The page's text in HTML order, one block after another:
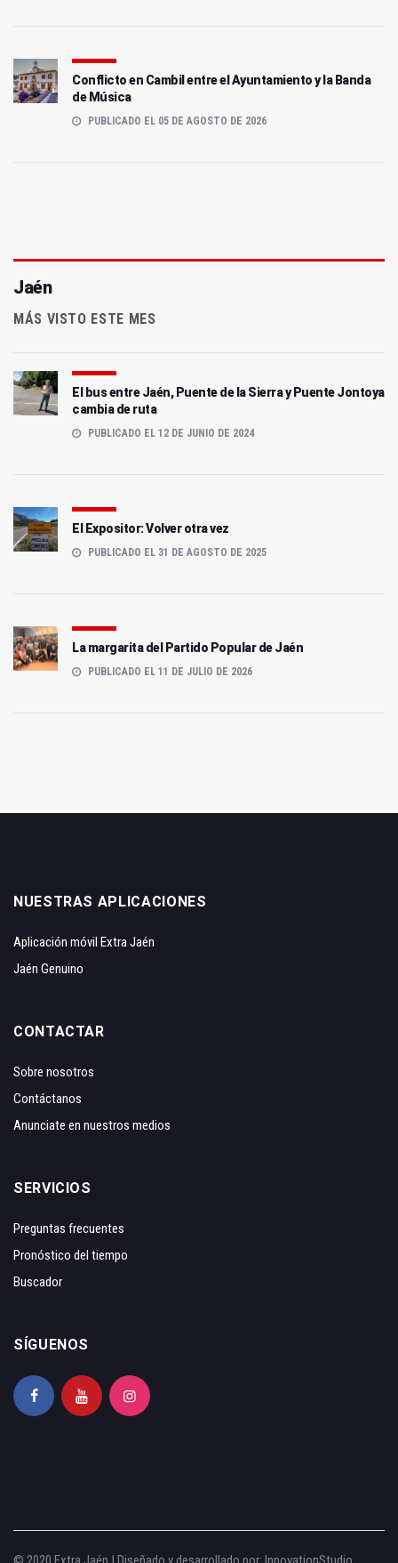
Conflicto en Cambil entre el Ayuntamiento y la Banda
de Música
PUBLICADO EL 05 DE AGOSTO DE 2026
Jaén
MÁS VISTO ESTE MES
El bus entre Jaén, Puente de la Sierra y Puente Jontoya
cambia de ruta
PUBLICADO EL 12 DE JUNIO DE 2024
El Expositor: Volver otra vez
PUBLICADO EL 31 DE AGOSTO DE 2025
La margarita del Partido Popular de Jaén
PUBLICADO EL 11 DE JULIO DE 2026
NUESTRAS APLICACIONES
Aplicación móvil Extra Jaén
Jaén Genuino
CONTACTAR
Sobre nosotros
Contáctanos
Anunciate en nuestros medios
SERVICIOS
Preguntas frecuentes
Pronóstico del tiempo
Buscador
SÍGUENOS